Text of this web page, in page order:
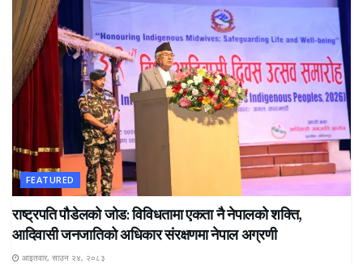
FEATURED
राष्ट्रपति पौडेलको जोड: विविधतामा एकता नै नेपालको शक्ति,
आदिवासी जनजातिको अधिकार संरक्षणमा नेपाल अग्रणी
आइतवार, साउन २४, २०८३